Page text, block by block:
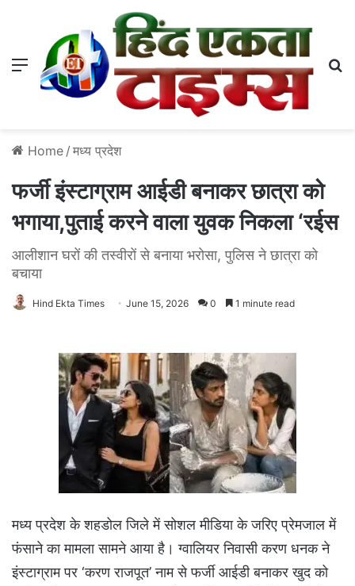
Menu
Home / मध्य प्रदेश
फर्जी इंस्टाग्राम आईडी बनाकर छात्रा को
भगाया,पुताई करने वाला युवक निकला ‘रईस
आलीशान घरों की तस्वीरों से बनाया भरोसा, पुलिस ने छात्रा को
बचाया
Hind Ekta Times June 15, 2026 0 1 minute read
मध्य प्रदेश के शहडोल जिले में सोशल मीडिया के जरिए प्रेमजाल में
फंसाने का मामला सामने आया है। ग्वालियर निवासी करण धनक ने
इंस्टाग्राम पर ‘करण राजपूत’ नाम से फर्जी आईडी बनाकर खुद को